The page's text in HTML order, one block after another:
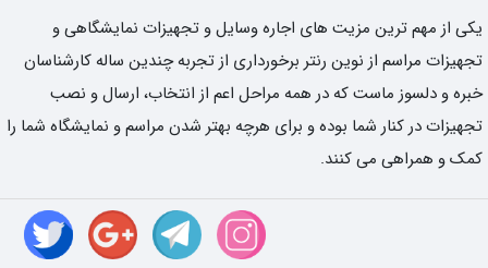
یکی از مهم ترین مزیت های اجاره وسایل و تجهیزات نمایشگاهی و
تجهیزات مراسم از نوین رنتر برخورداری از تجربه چندین ساله کارشناسان
خبره و دلسوز ماست که در همه مراحل اعم از انتخاب، ارسال و نصب
تجهیزات در کنار شما بوده و برای هرچه بهتر شدن مراسم و نمایشگاه شما را
کمک و همراهی می کنند.